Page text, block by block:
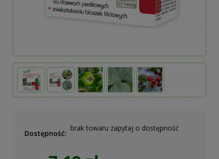
Dostępność:
brak towaru zapytaj o dostępność